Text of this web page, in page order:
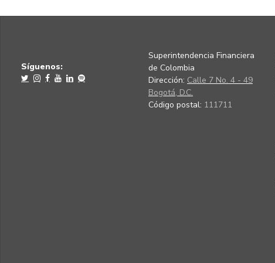
Síguenos:
Superintendencia Financiera
de Colombia
Dirección: Calle 7 No. 4 - 49
Bogotá, D.C.
Código postal: 111711